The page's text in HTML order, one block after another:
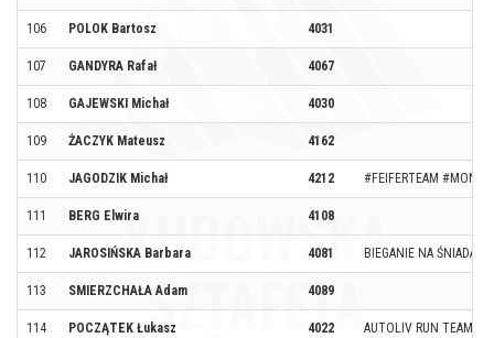
106 POLOK Bartosz 4031
107 GANDYRA Rafał 4067
108 GAJEWSKI Michał 4030
109 ŻACZYK Mateusz 4162
110 JAGODZIK Michał 4212 #FEIFERTEAM
111 BERG Elwira 4108
112 JAROSIŃSKA Barbara 4081 BIEGANIE NA ŚNIADANIE
113 SMIERZCHAŁA Adam 4089
114 POCZĄTEK Łukasz 4022 AUTOLIV RUN TEAM